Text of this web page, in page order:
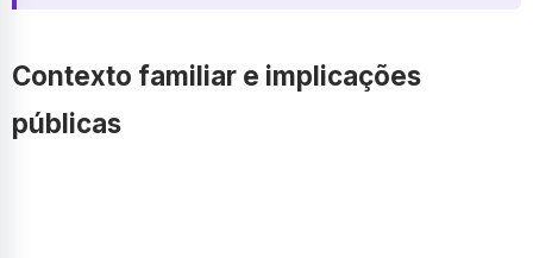
Contexto familiar e implicações
públicas